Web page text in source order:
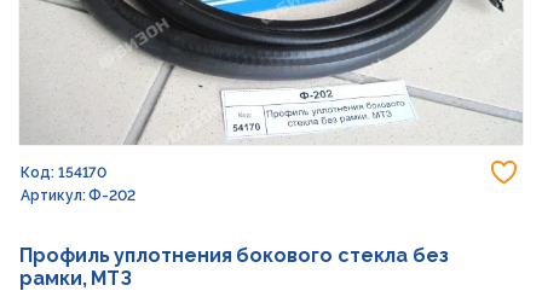
Код: 154170
Артикул: Ф-202
Профиль уплотнения бокового стекла без
рамки, МТЗ